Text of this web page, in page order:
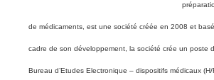
de médicaments, est une société créée en 2008 et
cadre de son développement, la société crée un poste
Bureau d’Etudes Electronique – dispositifs médicaux (H/